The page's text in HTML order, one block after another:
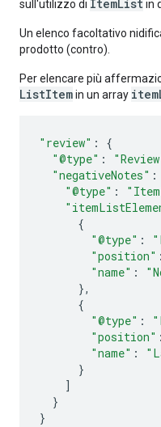
sull'utilizzo di ItemListin
Un elenco facoltativo
prodotto (contro).
Per elencare più
ListItemin un array
"review" :
{
"@type" :
"negativeNotes" :
"@type" :
{
"@type" :
"position" :
"name" :
},
{
"@type" :
"position" :
"name" :
}
]
}
}